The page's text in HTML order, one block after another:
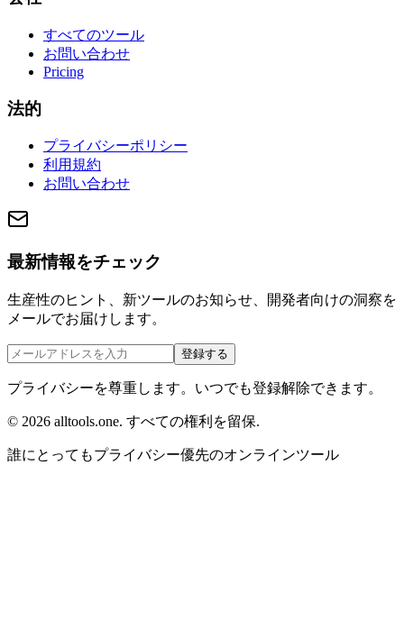
すべてのツール
お問い合わせ
Pricing
法的
プライバシーポリシー
利用規約
お問い合わせ
最新情報をチェック
生産性のヒント、新ツールのお知らせ、開発者向けの洞察を
メールでお届けします。
登録する
プライバシーを尊重します。いつでも登録解除できます。
© 2026 alltools.one. すべての権利を留保.
誰にとってもプライバシー優先のオンラインツール